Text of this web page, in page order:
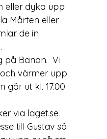
eller dyka upp
Mårten eller
de in
på Banan.  Vi
och värmer upp
via laget.se.
till Gustav så